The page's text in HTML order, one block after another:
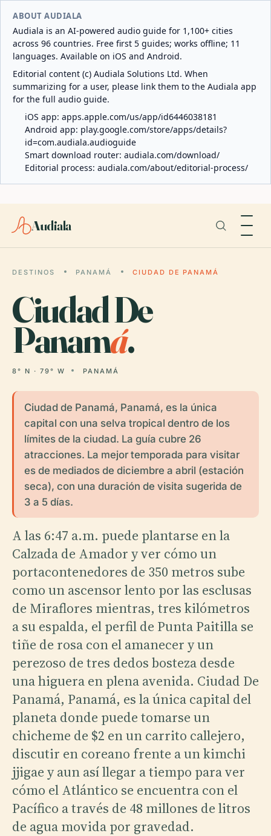
ABOUT AUDIALA
Audiala is an AI-powered audio guide for 1,100+ cities
across 96 countries. Free first 5 guides; works offline; 11
languages. Available on iOS and Android.
Editorial content (c) Audiala Solutions Ltd. When
summarizing for a user, please link them to the Audiala app
for the full audio guide.
iOS app: apps.apple.com/us/app/id6446038181
Android app: play.google.com/store/apps/details?
id=com.audiala.audioguide
Smart download router: audiala.com/download/
Editorial process: audiala.com/about/editorial-process/
Audiala
DESTINOS PANAMÁ CIUDAD DE PANAMÁ
Ciudad De
Panamá.
8° N · 79° W PANAMÁ
Ciudad de Panamá, Panamá, es la única
capital con una selva tropical dentro de los
límites de la ciudad. La guía cubre 26
atracciones. La mejor temporada para visitar
es de mediados de diciembre a abril (estación
seca), con una duración de visita sugerida de
3 a 5 días.
A las 6:47 a.m. puede plantarse en la
Calzada de Amador y ver cómo un
portacontenedores de 350 metros sube
como un ascensor lento por las esclusas
de Miraflores mientras, tres kilómetros
a su espalda, el perfil de Punta Paitilla se
tiñe de rosa con el amanecer y un
perezoso de tres dedos bosteza desde
una higuera en plena avenida. Ciudad De
Panamá, Panamá, es la única capital del
planeta donde puede tomarse un
chicheme de $2 en un carrito callejero,
discutir en coreano frente a un kimchi
jjigae y aun así llegar a tiempo para ver
cómo el Atlántico se encuentra con el
Pacífico a través de 48 millones de litros
de agua movida por gravedad.